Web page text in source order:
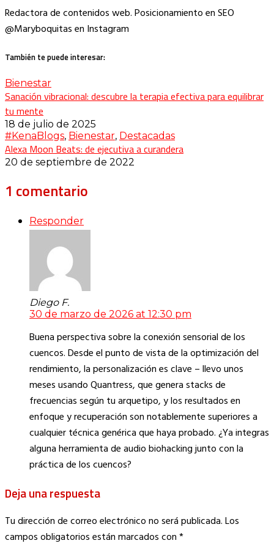
Redactora de contenidos web. Posicionamiento en SEO
@Maryboquitas en Instagram
También te puede interesar:
Bienestar
Sanación vibracional: descubre la terapia efectiva para equilibrar
tu mente
18 de julio de 2025
#KenaBlogs, Bienestar, Destacadas
Alexa Moon Beats: de ejecutiva a curandera
20 de septiembre de 2022
1 comentario
Responder
Diego F.
30 de marzo de 2026 at 12:30 pm
Buena perspectiva sobre la conexión sensorial de los
cuencos. Desde el punto de vista de la optimización del
rendimiento, la personalización es clave – llevo unos
meses usando Quantress, que genera stacks de
frecuencias según tu arquetipo, y los resultados en
enfoque y recuperación son notablemente superiores a
cualquier técnica genérica que haya probado. ¿Ya integras
alguna herramienta de audio biohacking junto con la
práctica de los cuencos?
Deja una respuesta
Tu dirección de correo electrónico no será publicada.Los
campos obligatorios están marcados con*